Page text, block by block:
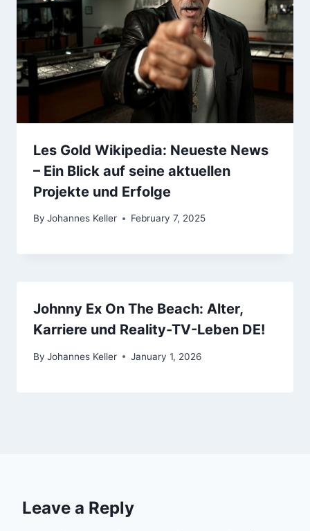
Les Gold Wikipedia: Neueste News
– Ein Blick auf seine aktuellen
Projekte und Erfolge
By Johannes Keller February 7, 2025
Johnny Ex On The Beach: Alter,
Karriere und Reality-TV-Leben DE!
By Johannes Keller January 1, 2026
Leave a Reply